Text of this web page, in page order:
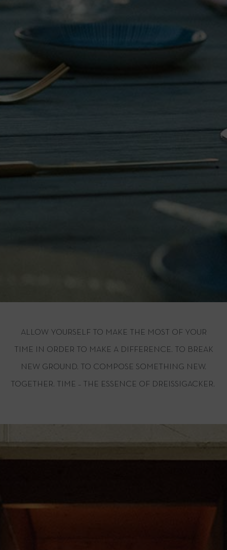
ALLOW YOURSELF TO MAKE THE MOST OF YOUR
TIME IN ORDER TO MAKE A DIFFERENCE. TO BREAK
NEW GROUND. TO COMPOSE SOMETHING NEW.
TOGETHER. TIME – THE ESSENCE OF DREISSIGACKER.